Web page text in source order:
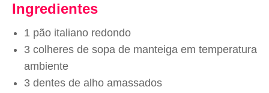
Ingredientes
1 pão italiano redondo
3 colheres de sopa de manteiga em temperatura
ambiente
3 dentes de alho amassados